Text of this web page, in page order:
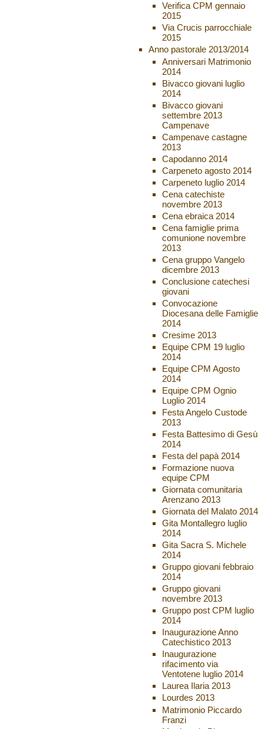
Verifica CPM gennaio
2015
Via Crucis parrocchiale
2015
Anno pastorale 2013/2014
Anniversari Matrimonio
2014
Bivacco giovani luglio
2014
Bivacco giovani
settembre 2013
Campenave
Campenave castagne
2013
Capodanno 2014
Carpeneto agosto 2014
Carpeneto luglio 2014
Cena catechiste
novembre 2013
Cena ebraica 2014
Cena famiglie prima
comunione novembre
2013
Cena gruppo Vangelo
dicembre 2013
Conclusione catechesi
giovani
Convocazione
Diocesana delle Famiglie
2014
Cresime 2013
Equipe CPM 19 luglio
2014
Equipe CPM Agosto
2014
Equipe CPM Ognio
Luglio 2014
Festa Angelo Custode
2013
Festa Battesimo di Gesù
2014
Festa del papà 2014
Formazione nuova
equipe CPM
Giornata comunitaria
Arenzano 2013
Giornata del Malato 2014
Gita Montallegro luglio
2014
Gita Sacra S. Michele
2014
Gruppo giovani febbraio
2014
Gruppo giovani
novembre 2013
Gruppo post CPM luglio
2014
Inaugurazione Anno
Catechistico 2013
Inaugurazione
rifacimento via
Ventotene luglio 2014
Laurea Ilaria 2013
Lourdes 2013
Matrimonio Piccardo
Franzi